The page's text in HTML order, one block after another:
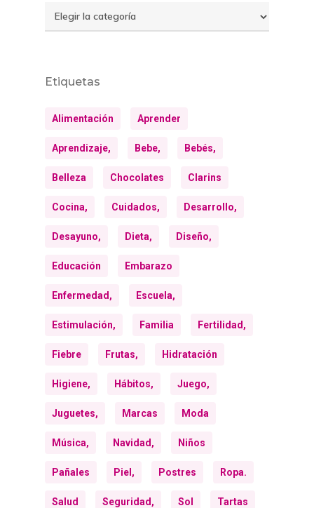
Temas
Etiquetas
Alimentación Aprender
Aprendizaje, Bebe, Bebés,
Belleza Chocolates Clarins
Cocina, Cuidados, Desarrollo,
Desayuno, Dieta, Diseño,
Educación Embarazo
Enfermedad, Escuela,
Estimulación, Familia Fertilidad,
Fiebre Frutas, Hidratación
Higiene, Hábitos, Juego,
Juguetes, Marcas Moda
Música, Navidad, Niños
Pañales Piel, Postres Ropa.
Salud Seguridad, Sol Tartas